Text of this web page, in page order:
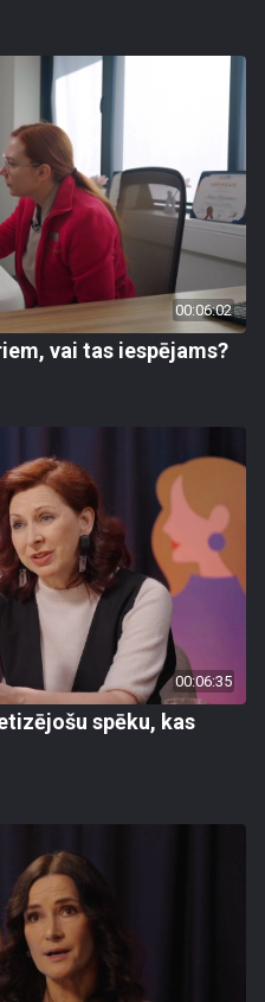
00:06:02
vai tas iespējams?
00:06:35
spēku, kas